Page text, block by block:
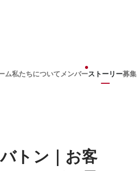
ム私たちについて メンバーストーリー募集
トン｜お客